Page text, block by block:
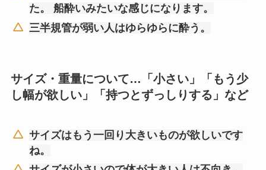
た。 船酔いみたいな感じになります。
三半規管が弱い人はゆらゆらに酔う。
サイズ・重量について…「小さい」「もう少
し幅が欲しい」「持つとずっしりする」など
サイズはもう一回り大きいものが欲しいです
ね。